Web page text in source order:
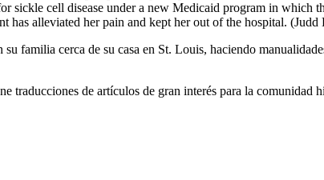
sickle cell disease under a new Medicaid program in which
has alleviated her pain and kept her out of the hospital. (Judd
familia cerca de su casa en St. Louis, haciendo
traducciones de artículos de gran interés para la